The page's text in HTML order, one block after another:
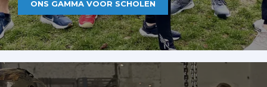
ONS GAMMA VOOR SCHOLEN